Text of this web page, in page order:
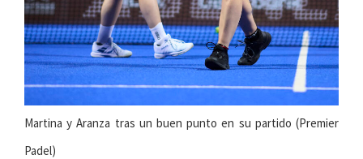
Martina y Aranza tras un buen punto en su partido (Premier
Padel)